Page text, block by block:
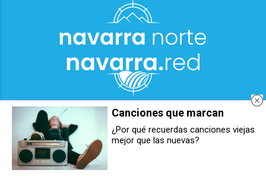
Berrioplano y Ballariain celebrarán
sus fiestas patronales de junio
con una variada programación de
actos
Berriozar busca voluntarios para
Canciones que marcan
¿Por qué recuerdas canciones viejas
mejor que las nuevas?